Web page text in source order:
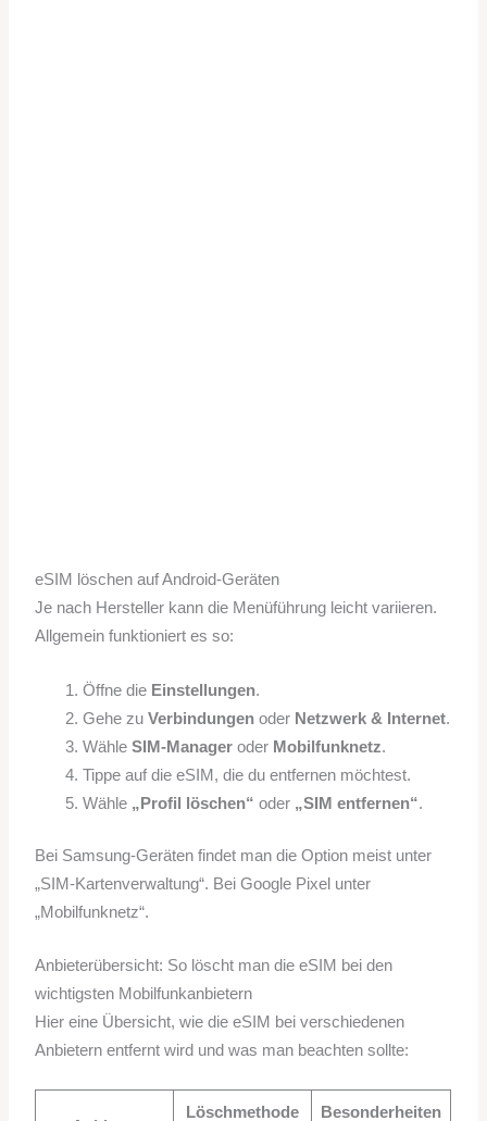
eSIM löschen auf Android-Geräten
Je nach Hersteller kann die Menüführung leicht variieren.
Allgemein funktioniert es so:
Öffne die Einstellungen.
Gehe zu Verbindungen oder Netzwerk & Internet.
Wähle SIM-Manager oder Mobilfunknetz.
Tippe auf die eSIM, die du entfernen möchtest.
Wähle „Profil löschen“ oder „SIM entfernen“.
Bei Samsung-Geräten findet man die Option meist unter
„SIM-Kartenverwaltung“. Bei Google Pixel unter
„Mobilfunknetz“.
Anbieterübersicht: So löscht man die eSIM bei den
wichtigsten Mobilfunkanbietern
Hier eine Übersicht, wie die eSIM bei verschiedenen
Anbietern entfernt wird und was man beachten sollte:
Löschmethode
Besonderheiten